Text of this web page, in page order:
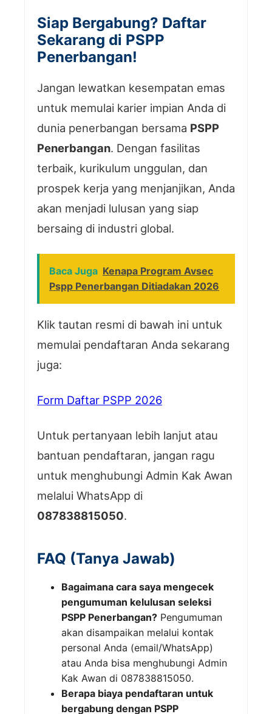
Siap Bergabung? Daftar
Sekarang di PSPP
Penerbangan!
Jangan lewatkan kesempatan emas
untuk memulai karier impian Anda di
dunia penerbangan bersama PSPP
Penerbangan. Dengan fasilitas
terbaik, kurikulum unggulan, dan
prospek kerja yang menjanjikan, Anda
akan menjadi lulusan yang siap
bersaing di industri global.
Baca Juga Kenapa Program Avsec
Pspp Penerbangan Ditiadakan 2026
Klik tautan resmi di bawah ini untuk
memulai pendaftaran Anda sekarang
juga:
Form Daftar PSPP 2026
Untuk pertanyaan lebih lanjut atau
bantuan pendaftaran, jangan ragu
untuk menghubungi Admin Kak Awan
melalui WhatsApp di
087838815050.
FAQ (Tanya Jawab)
Bagaimana cara saya mengecek
pengumuman kelulusan seleksi
PSPP Penerbangan? Pengumuman
akan disampaikan melalui kontak
personal Anda (email/WhatsApp)
atau Anda bisa menghubungi Admin
Kak Awan di 087838815050.
Berapa biaya pendaftaran untuk
bergabung dengan PSPP